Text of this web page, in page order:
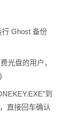
Ghost 备份
盘的用户，
到
直接回车确认